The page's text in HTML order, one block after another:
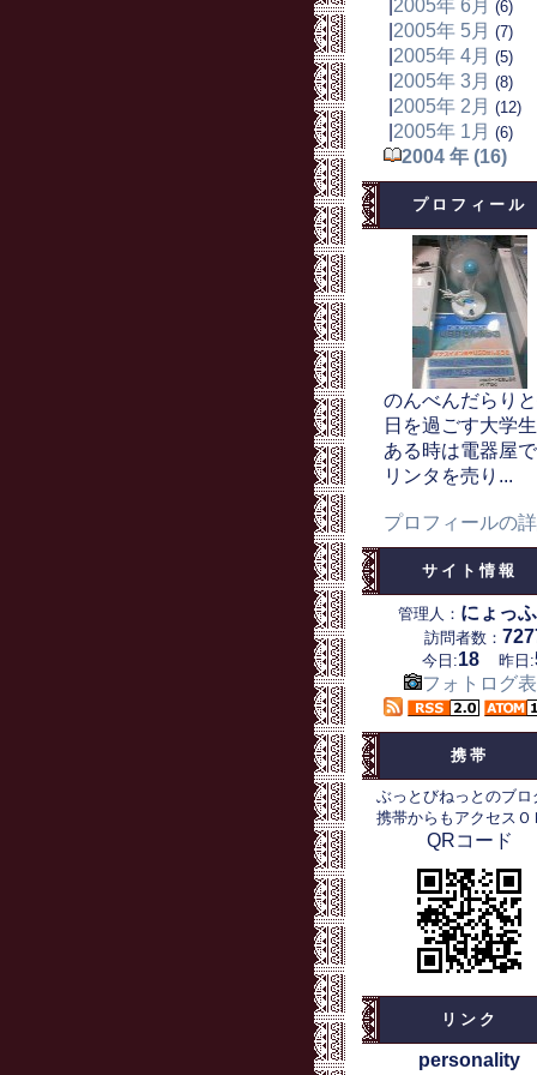
2005年 6月 (6)
2005年 5月 (7)
2005年 4月 (5)
2005年 3月 (8)
2005年 2月 (12)
2005年 1月 (6)
2004 年 (16)
プロフィール
のんべんだらり
日を過ごす大学生
ある時は電器屋
リンタを売り...
プロフィールの
サイト情報
管理人： にょっ
訪問者数：
今日:18 昨日:
フォトログ
携帯
ぶっとびねっとのブロ
携帯からもアクセスＯ
QRコード
リンク
personality